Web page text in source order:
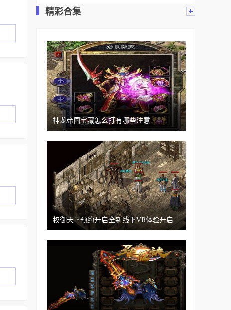
精彩合集
神龙帝国宝藏怎么打有哪些注意
权御天下预约开启全新线下VR体验开启